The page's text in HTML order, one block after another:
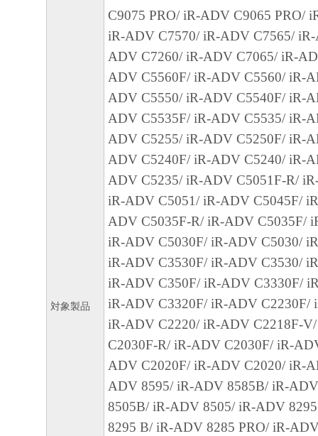
"commercial computer software
used in 48 C.F.R. 12.212 (Sept 1995).
12.212 and 48 C.F.R. 227.7202-1 through
1995), all U.S. Government End Users shall
SOFTWARE with only those rights set forth
manufacturer is Canon Inc./30-2,
ku, Tokyo 146-8501, Japan.
本条項中で使用される"the SOFTWARE"と
定義される「本ソフトウェア」を意味し、
10．分離可能性
本契約書のいずれかの条項またはその一部
効であると決定された場合でも、その他の
効に存続するものとします。
キヤノン株式会社
No.026798
対象製品
C9075 PRO/ iR-ADV C9065 PRO/
iR-ADV C7570/ iR-ADV C7565/
ADV C7260/ iR-ADV C7065/ iR-
ADV C5560F/ iR-ADV C5560/ iR-
ADV C5550/ iR-ADV C5540F/ iR-
ADV C5535F/ iR-ADV C5535/ iR-
ADV C5255/ iR-ADV C5250F/ iR-
ADV C5240F/ iR-ADV C5240/ iR-
ADV C5235/ iR-ADV C5051F-R/
iR-ADV C5051/ iR-ADV C5045F/
ADV C5035F-R/ iR-ADV C5035F/
iR-ADV C5030F/ iR-ADV C5030/
iR-ADV C3530F/ iR-ADV C3530/
iR-ADV C350F/ iR-ADV C3330F/
iR-ADV C3320F/ iR-ADV C2230F/
iR-ADV C2220/ iR-ADV C2218F-
C2030F-R/ iR-ADV C2030F/ iR-
ADV C2020F/ iR-ADV C2020/ iR-
ADV 8595/ iR-ADV 8585B/ iR-
8505B/ iR-ADV 8505/ iR-ADV
8295 B/ iR-ADV 8285 PRO/ iR-